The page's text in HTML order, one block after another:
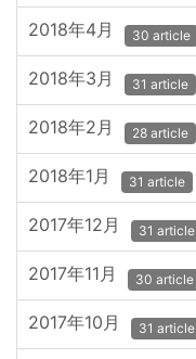
2018年4月 30 article
2018年3月 31 article
2018年2月 28 article
2018年1月 31 article
2017年12月 31 article
2017年11月 30 article
2017年10月 31 article